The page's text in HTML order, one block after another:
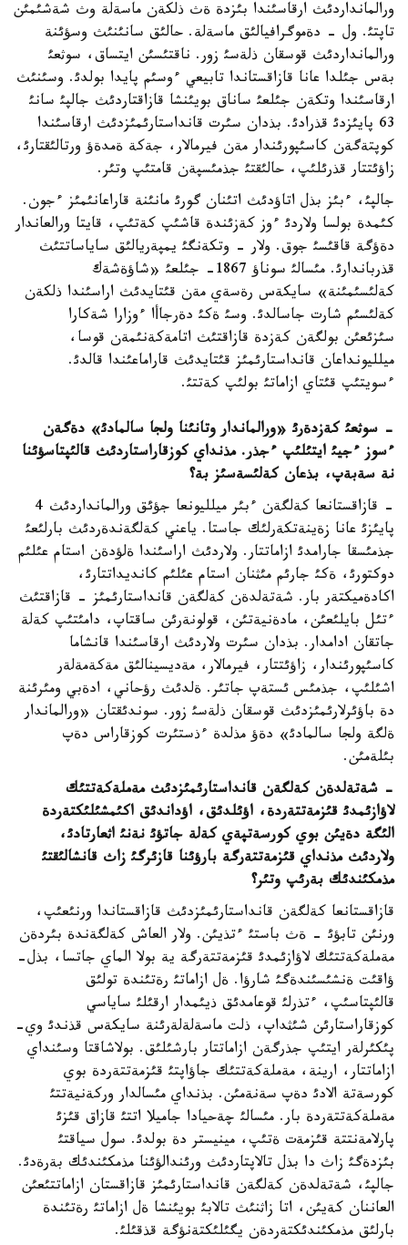
ورالمانداردئث ارقاسئندا بئزدة ةث ذلكةن ماسةلة وث شةشئمئن
تاپتئ. ول - دةموگرافيالئق ماسةلة. حالئق سانئنئث وسؤئنة
ورالمانداردئث قوسقان ذلةسئ زور. ناقتئسئن ايتساق، سوثعئ
بةس جئلدا عانا قازاقستاندا تابيعي ءوسئم پايدا بولدئ. وسئنئث
ارقاسئندا وتكةن جئلعئ ساناق بويئنشا قازاقتاردئث جالپئ سانئ
63 پايئزدئ قذرادئ. بذدان سئرت قانداستارئمئزدئث ارقاسئندا
كوپتةگةن كاسئپورئندار مةن فيرمالار، جةكة ةمدةؤ ورتالئقتارئ،
زاؤئتتار قذرئلئپ، حالئقتئ جذمئسپةن قامتئپ وتئر.
جالپئ، ءبئز بذل اتاؤدئث اتئنان گورئ مانئنة قاراعانئمئز ءجون.
كئمدة بولسا ولاردئ ءوز كةزئندة قاشئپ كةتئپ، قايتا ورالعاندار
دةؤگة قاقئسئ جوق. ولار - وتكةنگئ يمپةريالئق ساياساتتئث
قذرباندارئ. مئسالئ سوناؤ 1867- جئلعئ «شاؤةشةك
كةلئسئمئنة» سايكةس رةسةي مةن قئتايدئث اراسئندا ذلكةن
كةلئسئم شارت جاسالدئ. وسئ ةكئ دةرجاأا ءوزارا شةكارا
سئزئعئن بولگةن كةزدة قازاقتئث اتامةكةنئمةن قوسا،
ميلليونداعان قانداستارئمئز قئتايدئث قاراماعئندا قالدئ.
ءسويتئپ قئتاي ازاماتئ بولئپ كةتتئ.
- سوثعئ كةزدةرئ «ورالماندار وتانئنا ولجا سالمادئ» دةگةن
ءسوز ءجيئ ايتئلئپ ءجذر. مذنداي كوزقاراستاردئث قالئپتاسؤئنا
نة سةبةپ، بذعان كةلئسةسئز بة؟
- قازاقستانعا كةلگةن ءبئر ميلليونعا جؤئق ورالمانداردئث 4
پايئزئ عانا زةينةتكةرلئك جاستا. ياعني كةلگةندةردئث بارلئعئ
جذمئسقا جارامدئ ازاماتتار. ولاردئث اراسئندا ةلؤدةن استام عئلئم
دوكتورئ، ةكئ جارئم مئثنان استام عئلئم كانديداتتارئ،
اكادةميكتةر بار. شةتةلدةن كةلگةن قانداستارئمئز - قازاقتئث
ءتئل بايلئعئن، مادةنيةتئن، قولونةرئن ساقتاپ، دامئتئپ كةلة
جاتقان ادامدار. بذدان سئرت ولاردئث ارقاسئندا قانشاما
كاسئپورئندار، زاؤئتتار، فيرمالار، مةديسينالئق مةكةمةلةر
اشئلئپ، جذمئس ئستةپ جاتئر. ةلدئث رؤحاني، ادةبي ومئرئنة
دة باؤئرلارئمئزدئث قوسقان ذلةسئ زور. سوندئقتان «ورالماندار
ةلگة ولجا سالمادئ» دةؤ مذلدة ءذستئرت كوزقاراس دةپ
بئلةمئن.
- شةتةلدةن كةلگةن قانداستارئمئزدئث مةملةكةتتئك
لاؤازئمدئ قئزمةتتةردة، اؤئلدئق، اؤداندئق اكئمشئلئكتةردة
الئگة دةيئن بوي كورسةتپةي كةلة جاتؤئ نةنئ اثعارتادئ،
ولاردئث مذنداي قئزمةتتةرگة بارؤئنا قازئرگئ زاث قانشالئقتئ
مذمكئندئك بةرئپ وتئر؟
قازاقستانعا كةلگةن قانداستارئمئزدئث قازاقستاندا ورنئعئپ،
ورنئن تابؤئ - ةث باستئ ءتذيئن. ولار العاش كةلگةندة بئردةن
مةملةكةتتئك لاؤازئمدئ قئزمةتتةرگة ية بولا الماي جاتسا، بذل-
ؤاقئت ةنشئسئندةگئ شارؤا. ةل ازاماتئ رةتئندة تولئق
قالئپتاسئپ، ءتذرلئ قوعامدئق ذيئمدار ارقئلئ ساياسي
كوزقاراستارئن شئثداپ، ذلت ماسةلةلةرئنة سايكةس قذندئ وي-
پئكئرلةر ايتئپ جذرگةن ازاماتتار بارشئلئق. بولاشاقتا وسئنداي
ازاماتتار، ارينة، مةملةكةتتئك جاؤاپتئ قئزمةتتةردة بوي
كورسةتة الادئ دةپ سةنةمئن. بذنداي مئسالدار وركةنيةتتئ
مةملةكةتتةردة بار. مئسالئ چةحيادا جاميلا اتتئ قازاق قئزئ
پارلامةنتتة قئزمةت ةتئپ، مينيستر دة بولدئ. سول سياقتئ
بئزدةگئ زاث دا بذل تالاپتاردئث ورئندالؤئنا مذمكئندئك بةرةدئ.
جالپئ، شةتةلدةن كةلگةن قانداستارئمئز قازاقستان ازاماتتئعئن
العاننان كةيئن، اتا زاثنئث تالابئ بويئنشا ةل ازاماتئ رةتئندة
بارلئق مذمكئندئكتةردةن يگئلئكتةنؤگة قذقئلئ.